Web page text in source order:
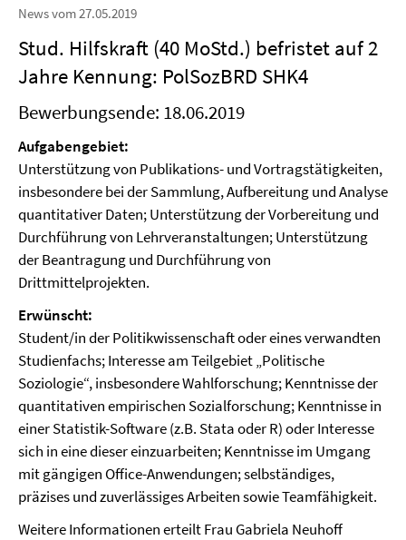
News vom 27.05.2019
Stud. Hilfskraft (40 MoStd.) befristet auf 2
Jahre Kennung: PolSozBRD SHK4
Bewerbungsende: 18.06.2019
Aufgabengebiet:
Unterstützung von Publikations- und Vortragstätigkeiten,
insbesondere bei der Sammlung, Aufbereitung und Analyse
quantitativer Daten; Unterstützung der Vorbereitung und
Durchführung von Lehrveranstaltungen; Unterstützung
der Beantragung und Durchführung von
Drittmittelprojekten.
Erwünscht:
Student/in der Politikwissenschaft oder eines verwandten
Studienfachs; Interesse am Teilgebiet „Politische
Soziologie“, insbesondere Wahlforschung; Kenntnisse der
quantitativen empirischen Sozialforschung; Kenntnisse in
einer Statistik-Software (z.B. Stata oder R) oder Interesse
sich in eine dieser einzuarbeiten; Kenntnisse im Umgang
mit gängigen Office-Anwendungen; selbständiges,
präzises und zuverlässiges Arbeiten sowie Teamfähigkeit.
Weitere Informationen erteilt Frau Gabriela Neuhoff